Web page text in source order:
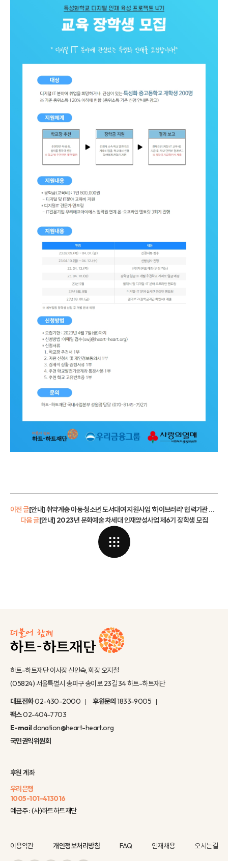
이전 글
[안내] 취약계층 아동·청소년 도서대여 지원사업 '하이브러리' 협력기관 모집
[안내] 2023년 문화예술 차세대 인재양성사업 제6기 장학생 모집
다음 글
하트-하트재단 이사장 신인숙, 회장 오지철
(05824) 서울특별시 송파구 송이로 23길 34 하트-하트재단
대표전화02-430-2000 후원문의 1833-9005
팩스02-404-7703
E-maildonation@heart-heart.org
국민권익위원회
후원 계좌
우리은행
1005-101-413016
예금주 : (사)하트하트재단
이용약관 개인정보처리방침 FAQ 인재채용 오시는길